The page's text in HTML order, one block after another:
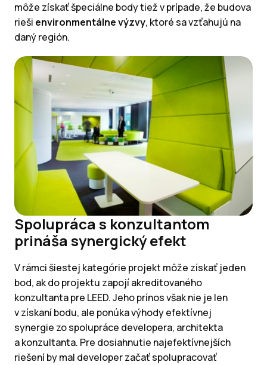
môže získať špeciálne body tiež v prípade, že budova
rieši environmentálne výzvy, ktoré sa vzťahujú na
daný región.
Spolupráca s konzultantom
prináša synergický efekt
V rámci šiestej kategórie projekt môže získať jeden
bod, ak do projektu zapojí akreditovaného
konzultanta pre LEED. Jeho prínos však nie je len
v získaní bodu, ale ponúka výhody efektívnej
synergie zo spolupráce developera, architekta
a konzultanta. Pre dosiahnutie najefektívnejších
riešení by mal developer začať spolupracovať